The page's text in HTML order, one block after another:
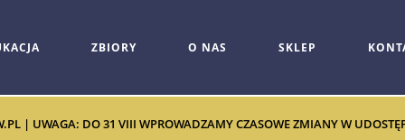
ZBIORY O NAS SKLEP
| UWAGA: DO 31 VIII WPROWADZAMY CZASOWE ZMIANY W